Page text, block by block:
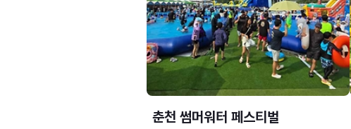
춘천 썸머워터 페스티벌